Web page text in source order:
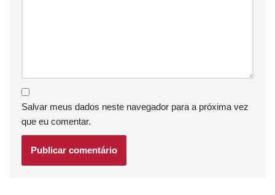
Salvar meus dados neste navegador para a próxima vez
que eu comentar.